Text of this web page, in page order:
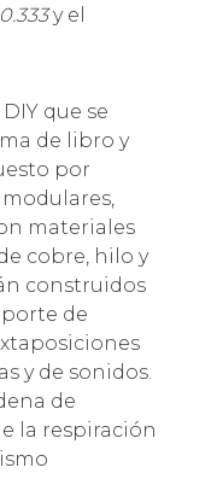
0.333y el
que se
de libro y
por
materiales
cobre, hilo y
construidos
de
y de sonidos.
de
la respiración